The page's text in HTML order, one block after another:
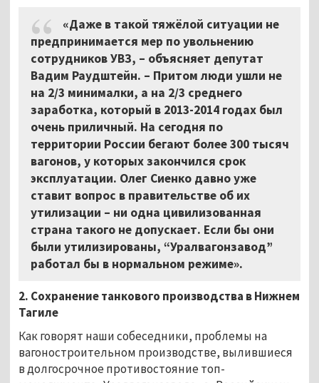
«Даже в такой тяжёлой ситуации не
предпринимается мер по увольнению
сотрудников УВЗ, – объясняет депутат
Вадим Раудштейн. – Притом люди ушли не
на 2/3 минималки, а на 2/3 среднего
заработка, который в 2013-2014 годах был
очень приличный. На сегодня по
территории России бегают более 300 тысяч
вагонов, у которых закончился срок
эксплуатации. Олег Сиенко давно уже
ставит вопрос в правительстве об их
утилизации – ни одна цивилизованная
страна такого не допускает. Если бы они
были утилизированы, “Уралвагонзавод”
работал бы в нормальном режиме».
2. Сохранение танкового производства в Нижнем
Тагиле
Как говорят наши собеседники, проблемы на
вагоностроительном производстве, вылившиеся
в долгосрочное противостояние топ-